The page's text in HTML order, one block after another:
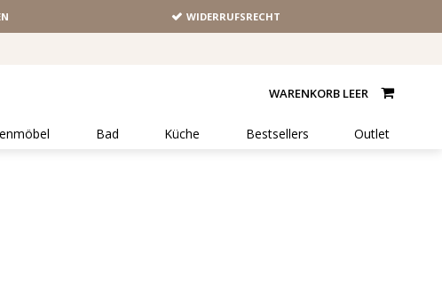
WIDERRUFSRECHT
WARENKORB LEER
Bad Küche Bestsellers Outlet